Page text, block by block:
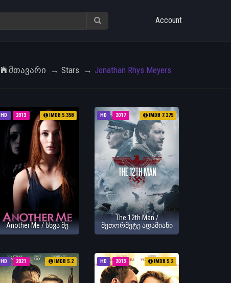
Account
Მთავარი Stars Jonathan Rhys Meyers
HD 2013 IMDB 5.358
Another Me / სხვა მე
HD 2017 IMDB 7.275
The 12th Man /
მეთორმეტე ადამიანი
HD 2021 IMDB 5.2 HD 2013 IMDB 5.2